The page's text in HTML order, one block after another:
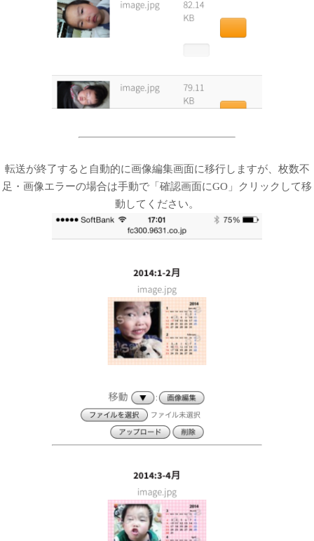
転送が終了すると自動的に画像編集画面に移行しますが、枚数不
足・画像エラーの場合は手動で「確認画面にGO」クリックして移
動してください。